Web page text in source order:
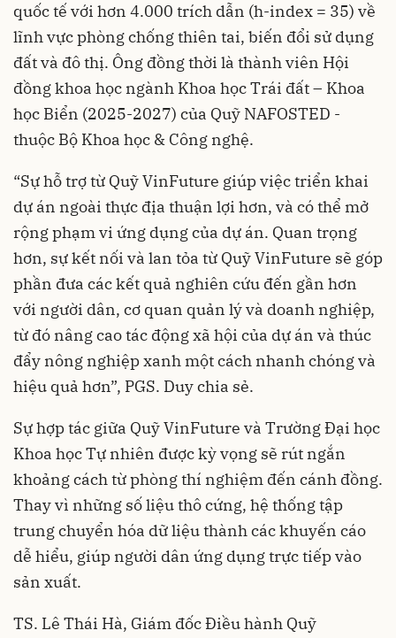
quốc tế với hơn 4.000 trích dẫn (h-index = 35) về
lĩnh vực phòng chống thiên tai, biến đổi sử dụng
đất và đô thị. Ông đồng thời là thành viên Hội
đồng khoa học ngành Khoa học Trái đất – Khoa
học Biển (2025-2027) của Quỹ NAFOSTED -
thuộc Bộ Khoa học & Công nghệ.
“Sự hỗ trợ từ Quỹ VinFuture giúp việc triển khai
dự án ngoài thực địa thuận lợi hơn, và có thể mở
rộng phạm vi ứng dụng của dự án. Quan trọng
hơn, sự kết nối và lan tỏa từ Quỹ VinFuture sẽ góp
phần đưa các kết quả nghiên cứu đến gần hơn
với người dân, cơ quan quản lý và doanh nghiệp,
từ đó nâng cao tác động xã hội của dự án và thúc
đẩy nông nghiệp xanh một cách nhanh chóng và
hiệu quả hơn”, PGS. Duy chia sẻ.
Sự hợp tác giữa Quỹ VinFuture và Trường Đại học
Khoa học Tự nhiên được kỳ vọng sẽ rút ngắn
khoảng cách từ phòng thí nghiệm đến cánh đồng.
Thay vì những số liệu thô cứng, hệ thống tập
trung chuyển hóa dữ liệu thành các khuyến cáo
dễ hiểu, giúp người dân ứng dụng trực tiếp vào
sản xuất.
TS. Lê Thái Hà, Giám đốc Điều hành Quỹ